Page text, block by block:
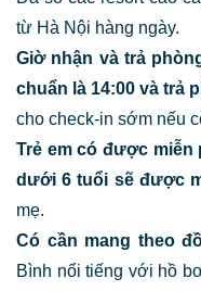
từ Hà Nội hàng ngày.
Giờ nhận và trả
chuẩn là 14:00 và trả
cho check-in sớm nếu
Trẻ em có được miễn
dưới 6 tuổi sẽ được
mẹ.
Có cần mang theo
Bình nổi tiếng với hồ